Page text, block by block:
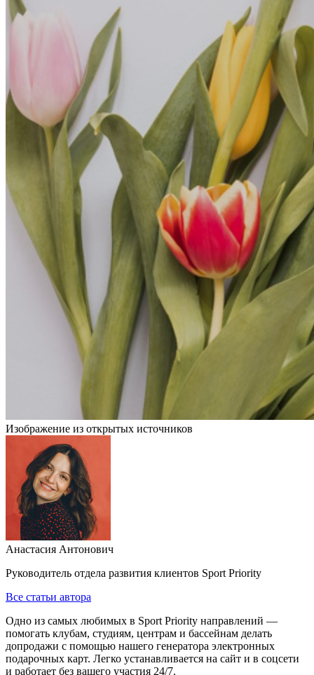
Изображение из открытых источников
Анастасия Антонович
Руководитель отдела развития клиентов Sport Priority
Все статьи автора
Одно из самых любимых в Sport Priority направлений —
помогать клубам, студиям, центрам и бассейнам делать
допродажи с помощью нашего генератора электронных
подарочных карт. Легко устанавливается на сайт и в соцсети
и работает без вашего участия 24/7.